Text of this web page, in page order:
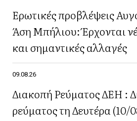
Ερωτικές προβλέψεις
Άση Μπήλιου: Έρχονται
και σημαντικές αλλαγές
09.08.26
Διακοπή Ρεύματος ΔΕΗ :
ρεύματος τη Δευτέρα (10/